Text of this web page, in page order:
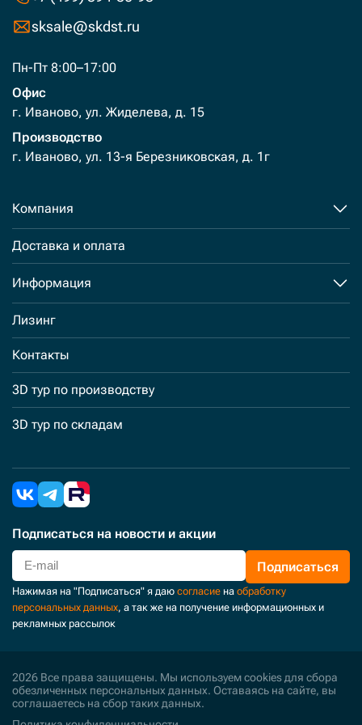
sksale@skdst.ru
Пн-Пт 8:00–17:00
Офис
г. Иваново, ул. Жиделева, д. 15
Производство
г. Иваново, ул. 13-я Березниковская, д. 1г
Компания
Доставка и оплата
Информация
Лизинг
Контакты
3D тур по производству
3D тур по складам
Подписаться на новости и акции
Подписаться
Нажимая на "Подписаться" я даю согласие на обработку
персональных данных, а так же на получение информационных и
рекламных рассылок
2026 Все права защищены. Мы используем cookies для сбора
обезличенных персональных данных. Оставаясь на сайте, вы
соглашаетесь на сбор таких данных.